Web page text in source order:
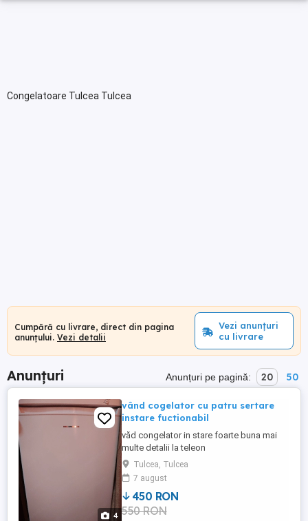
Congelatoare Tulcea Tulcea
Cumpără cu livrare, direct din pagina
anunțului. Vezi detalii
Vezi anunțuri
cu livrare
Anunțuri Anunțuri pe pagină: 20 50
4
vând cogelator cu patru sertare
instare fuctionabil
văd congelator in stare foarte buna mai
multe detalii la teleon
Tulcea, Tulcea
7 august
450 RON
550 RON